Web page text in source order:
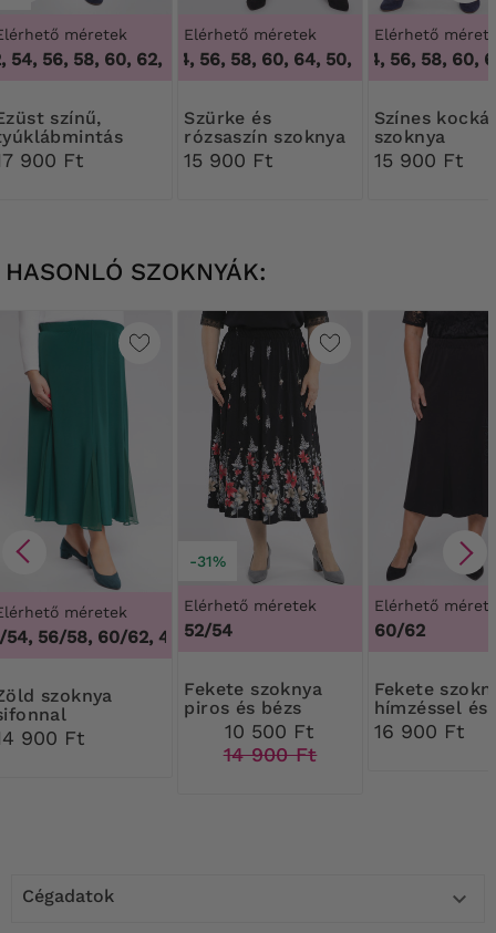
méretek
56, 58, 60, 62, 64 ,48, 50, 52, 54, 56, 58, 60, 62, 64
900 Ft
Elérhető méretek
50, 52, 54, 56, 58, 60, 64,50, 52, 54, 56, 58,
Szürke és
rózsaszín szoknya
15 900 Ft
Elérhető
50, 52, 54, 56, 58, 60,
Színes kockás
szoknya
15 900 Ft
HASONLÓ SZOKNYÁK:
méretek
56/58, 60/62,48/50, 52/54, 56/58, 60/62
900 Ft
-31%
Elérhető méretek
52/54
Fekete szoknya
piros és bézs
virágokkal
10 500 Ft
14 900 Ft
Elérhető
60/62
Fekete szoknya
hímzéssel és
strasszokkal
16 900 Ft
Cégadatok 